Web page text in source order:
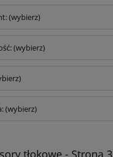
(wybierz)
(wybierz)
(wybierz)
tłokowe - Strona 3